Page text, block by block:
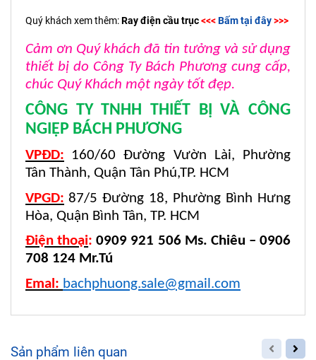
Quý khách xem thêm:Ray điện cầu trục<<<Bấm tại đây>>>
Cảm ơn Quý khách đã tin tưởng và sử dụng
thiết bị do Công Ty Bách Phương cung cấp,
chúc Quý Khách một ngày tốt đẹp.
CÔNG TY TNHH THIẾT BỊ VÀ CÔNG
NGIỆP BÁCH PHƯƠNG
VPĐD:
160/60 Đường Vườn Lài, Phường
Tân Thành, Quận Tân Phú,TP. HCM
VPGD: 87/5 Đường 18, Phường Bình Hưng
Hòa, Quận Bình Tân, TP. HCM
Điện thoại:0909 921 506 Ms. Chiêu – 0906
708 124 Mr.Tú
Emal: bachphuong.sale@gmail.com
Sản phẩm liên quan